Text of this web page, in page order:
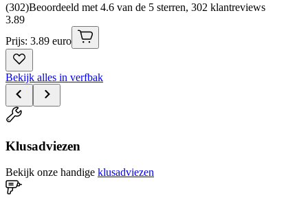
(302)Beoordeeld met 4.6 van de 5 sterren, 302 klantreviews
3.89
Prijs: 3.89 euro
Bekijk alles in verfbak
Klusadviezen
Bekijk onze handige klusadviezen